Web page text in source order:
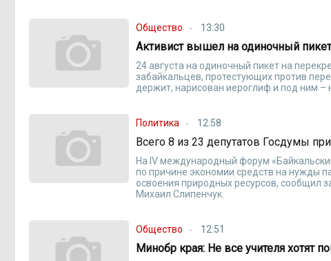
Общество 13:30
Активист вышел на одиночный
24 августа на одиночный пикет на
забайкальцев, протестующих против
держит, нарисован иероглиф и под ним –
Политика 12:58
Всего 8 из 23 депутатов Госдумы
На IV международный форум
по причине экономии средств на нужды
освоения природных ресурсов, сообщил
Михаил Слипенчук.
Общество 12:51
Минобр края: Не все учителя